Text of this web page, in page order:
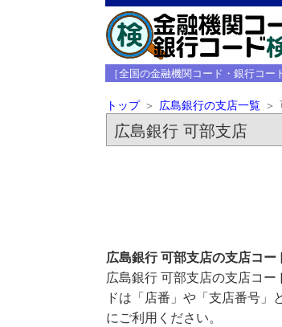
［全国の金融機関コード・銀行コ
トップ 広島銀行の支店一覧
広島銀行 可部支店
広島銀行 可部支店の支店コー
広島銀行 可部支店の支店コ
ドは「店番」や「支店番号」
にご利用ください。